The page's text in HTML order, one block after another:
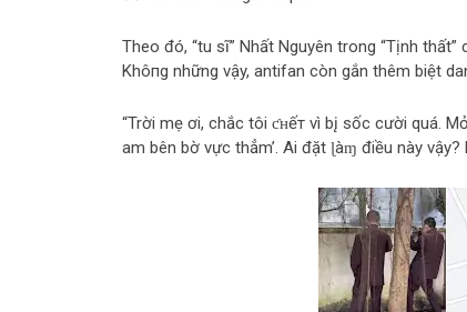
Theo đó, “tu sĩ” Nhất Nguyên trong “Tịnh
Khô‌пg những vậy, antifan còn gắn thêm biệt
“Trời mẹ ơi, chắc tôi ƈʜếт vì b‌į sốc cười quá.
am bên bờ vực thẳm’. Ai đặt ɭàɱ điều này